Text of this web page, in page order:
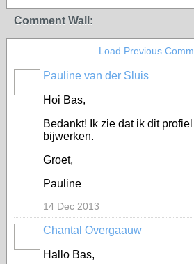
Comment Wall:
Load Previous
Pauline van der Sluis
Hoi Bas,
Bedankt! Ik zie dat ik dit
bijwerken.
Groet,
Pauline
14 Dec 2013
Chantal Overgaauw
Hallo Bas,